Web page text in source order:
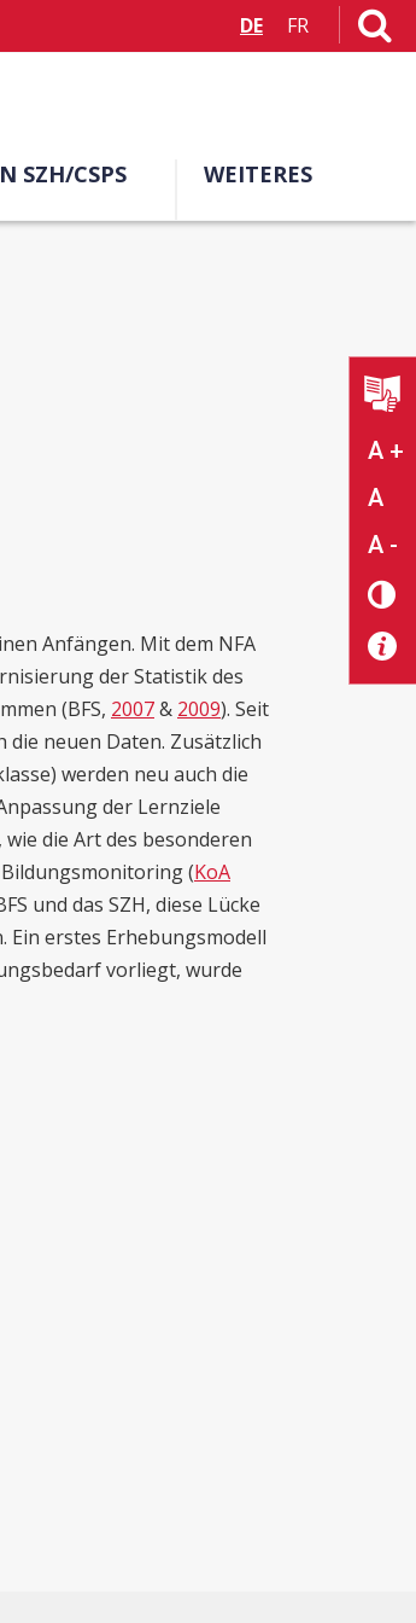
DE FR
SZH/CSPS WEITERES
A +
A
A -
Anfängen. Mit dem NFA
der Statistik des
(BFS, 2007& 2009). Seit
die neuen Daten. Zusätzlich
werden neu auch die
der Lernziele
die Art des besonderen
(KoA
und das SZH, diese Lücke
Ein erstes Erhebungsmodell
vorliegt, wurde